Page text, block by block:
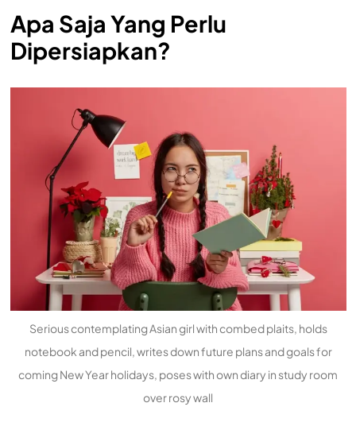
Apa Saja Yang Perlu
Dipersiapkan?
Serious contemplating Asian girl with combed plaits, holds
notebook and pencil, writes down future plans and goals for
coming New Year holidays, poses with own diary in study room
over rosy wall